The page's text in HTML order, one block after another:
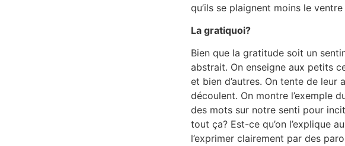
qu’ils se plaignent moins le ventre
La gratiquoi?
Bien que la gratitude soit un
abstrait. On enseigne aux petits
et bien d’autres. On tente de
découlent. On montre l’exemple
des mots sur notre senti pour
tout ça? Est-ce qu’on l’explique
l’exprimer clairement par des